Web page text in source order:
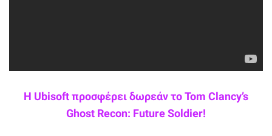
Η Ubisoft προσφέρει δωρεάν το Tom Clancy’s
Ghost Recon: Future Soldier!